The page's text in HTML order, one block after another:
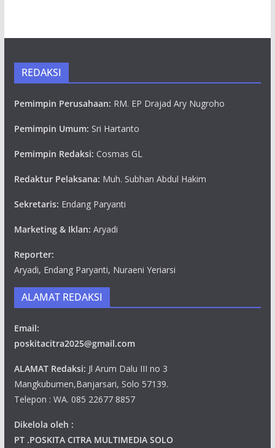
REDAKSI
Pemimpin Perusahaan: RM. EP Drajad Ary Nugroho
Pemimpin Umum: Sri Hartanto
Pemimpin Redaksi: Cosmas GL
Redaktur Pelaksana: Muh. Subhan Abdul Hakim
Sekretaris: Endang Paryanti
Marketing & Iklan: Aryadi
Reporter:
Aryadi, Endang Paryanti, Nuraeni Yeriarsi
ALAMAT REDAKSI
Email:
poskitacitra2025@gmail.com
ALAMAT Redaksi: Jl Arum Dalu III no 3
Mangkubumen,Banjarsari, Solo 57139.
Telepon : WA. 085 22677 8857
Dikelola oleh :
PT .POSKITA CITRA MULTIMEDIA SOLO